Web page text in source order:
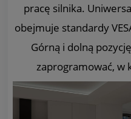
pracę silnika.
obejmuje standardy
Górną i dolną
zaprogramować, w